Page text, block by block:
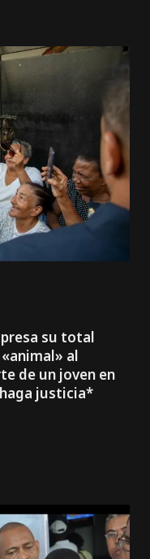
su total
al
de un joven en
justicia*